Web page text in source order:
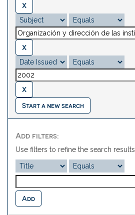
Start a new search
Add filters:
Use filters to refine the search results.